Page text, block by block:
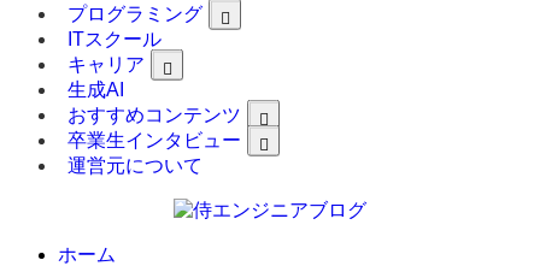
プログラミング
ITスクール
キャリア
生成AI
おすすめコンテンツ
卒業生インタビュー
運営元について
ホーム